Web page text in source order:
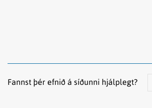
Fannst þér efnið á síðunni hjálplegt?